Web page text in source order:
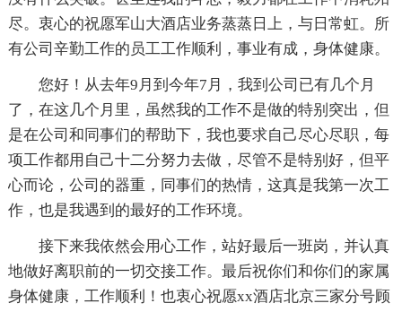
尽。衷心的祝愿军山大酒店业务蒸蒸日上，与日常虹。所
有公司辛勤工作的员工工作顺利，事业有成，身体健康。
您好！从去年9月到今年7月，我到公司已有几个月
了，在这几个月里，虽然我的工作不是做的特别突出，但
是在公司和同事们的帮助下，我也要求自己尽心尽职，每
项工作都用自己十二分努力去做，尽管不是特别好，但平
心而论，公司的器重，同事们的热情，这真是我第一次工
作，也是我遇到的最好的工作环境。
接下来我依然会用心工作，站好最后一班岗，并认真
地做好离职前的一切交接工作。最后祝你们和你们的家属
身体健康，工作顺利！也衷心祝愿xx酒店北京三家分号顾